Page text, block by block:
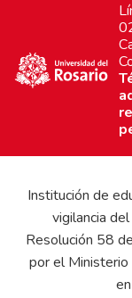
Institución de
vigilancia
Resolución 58
por el Ministerio
en